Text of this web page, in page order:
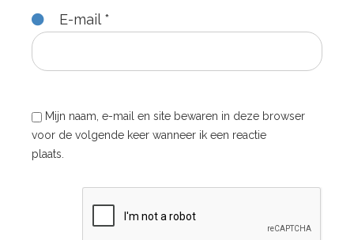
E-mail *
Mijn naam, e-mail en site bewaren in deze browser
voor de volgende keer wanneer ik een reactie
plaats.